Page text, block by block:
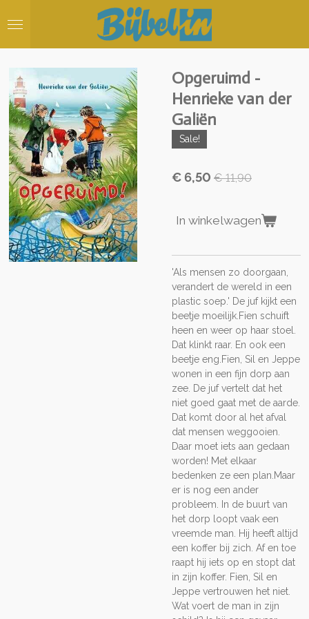
direct
hoofdinhoud
Opgeruimd -
Henrieke van der
Galiën
Sale!
€ 6,50 € 11,90
In winkelwagen
'Als mensen zo doorgaan,
verandert de wereld in een
plastic soep.' De juf kijkt een
beetje moeilijk.Fien schuift
heen en weer op haar stoel.
Dat klinkt raar. En ook een
beetje eng.Fien, Sil en Jeppe
wonen in een fijn dorp aan
zee. De juf vertelt dat het
niet goed gaat met de aarde.
Dat komt door al het afval
dat mensen weggooien.
Daar moet iets aan gedaan
worden! Met elkaar
bedenken ze een plan.Maar
er is nog een ander
probleem. In de buurt van
het dorp loopt vaak een
vreemde man. Hij heeft altijd
een koffer bij zich. Af en toe
raapt hij iets op en stopt dat
in zijn koffer. Fien, Sil en
Jeppe vertrouwen het niet.
Wat voert de man in zijn